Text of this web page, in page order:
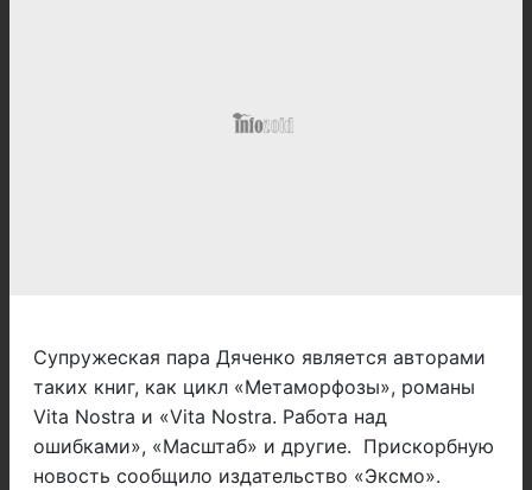
Супружеская пара Дяченко является авторами
таких книг, как цикл «Метаморфозы», романы
Vita Nostra и «Vita Nostra. Работа над
ошибками», «Масштаб» и другие. Прискорбную
новость сообщило издательство «Эксмо».